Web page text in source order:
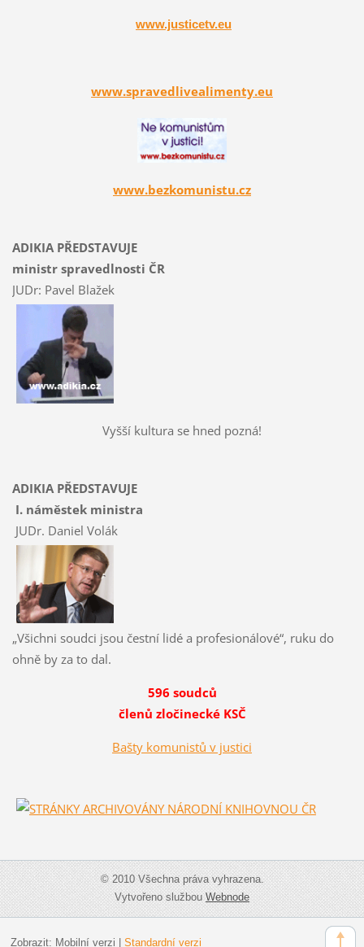
www.justicetv.eu
www.spravedlivealimenty.eu
www.bezkomunistu.cz
ADIKIA PŘEDSTAVUJE
ministr spravedlnosti ČR
JUDr: Pavel Blažek
Vyšší kultura se hned pozná!
ADIKIA PŘEDSTAVUJE
I. náměstek ministra
JUDr. Daniel Volák
„Všichni soudci jsou čestní lidé a profesionálové“, ruku do
ohně by za to dal.
596 soudců
členů zločinecké KSČ
Bašty komunistů v justici
© 2010 Všechna práva vyhrazena.
Vytvořeno službouWebnode
Zobrazit: Mobilní verzi Standardní verzi